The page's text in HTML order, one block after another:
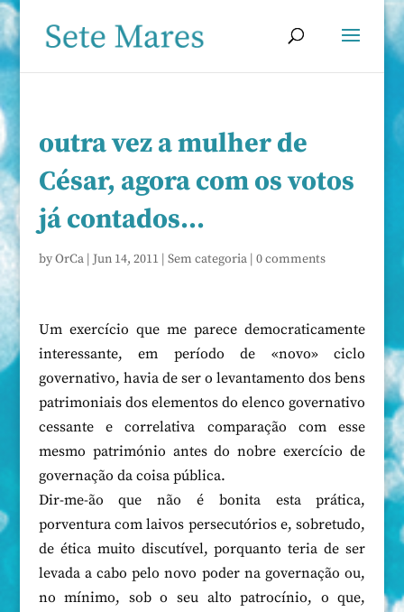
outra vez a mulher de
César, agora com os votos
já contados…
byOrCa| Jun 14, 2011 | Sem categoria| 0 comments
Um exercício que me parece democraticamente
interessante, em período de «novo» ciclo
governativo, havia de ser o levantamento dos bens
patrimoniais dos elementos do elenco governativo
cessante e correlativa comparação com esse
mesmo património antes do nobre exercício de
governação da coisa pública.
Dir-me-ão que não é bonita esta prática,
porventura com laivos persecutórios e, sobretudo,
de ética muito discutível, porquanto teria de ser
levada a cabo pelo novo poder na governação ou,
no mínimo, sob o seu alto patrocínio, o que,